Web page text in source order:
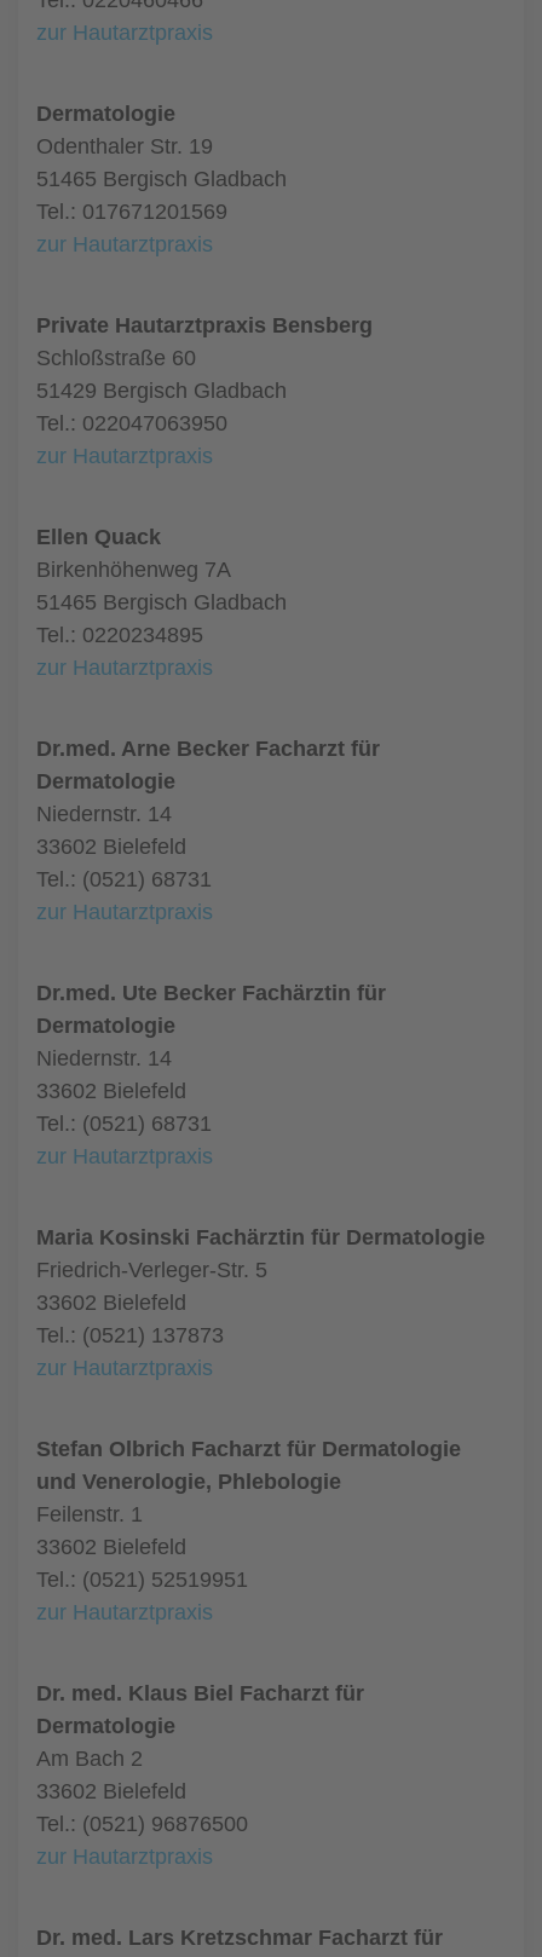
zur Hautarztpraxis
Dermatologie
Odenthaler Str. 19
51465 Bergisch Gladbach
Tel.: 017671201569
zur Hautarztpraxis
Private Hautarztpraxis Bensberg
Schloßstraße 60
51429 Bergisch Gladbach
Tel.: 022047063950
zur Hautarztpraxis
Ellen Quack
Birkenhöhenweg 7A
51465 Bergisch Gladbach
Tel.: 0220234895
zur Hautarztpraxis
Dr.med. Arne Becker Facharzt für
Dermatologie
Niedernstr. 14
33602 Bielefeld
Tel.: (0521) 68731
zur Hautarztpraxis
Dr.med. Ute Becker Fachärztin für
Dermatologie
Niedernstr. 14
33602 Bielefeld
Tel.: (0521) 68731
zur Hautarztpraxis
Maria Kosinski Fachärztin für Dermatologie
Friedrich-Verleger-Str. 5
33602 Bielefeld
Tel.: (0521) 137873
zur Hautarztpraxis
Stefan Olbrich Facharzt für Dermatologie
und Venerologie, Phlebologie
Feilenstr. 1
33602 Bielefeld
Tel.: (0521) 52519951
zur Hautarztpraxis
Dr. med. Klaus Biel Facharzt für
Dermatologie
Am Bach 2
33602 Bielefeld
Tel.: (0521) 96876500
zur Hautarztpraxis
Dr. med. Lars Kretzschmar Facharzt für